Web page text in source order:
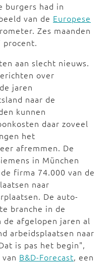
burgers had in
van de Europese
Zes maanden
procent.
aan slecht nieuws.
over
jaren
naar de
kunnen
daar zoveel
het
afremmen. De
in München
firma 74.000 van de
naar
De auto-
branche in de
afgelopen jaren al
arbeidsplaatsen naar
is pas het begin",
B&D-Forecast, een